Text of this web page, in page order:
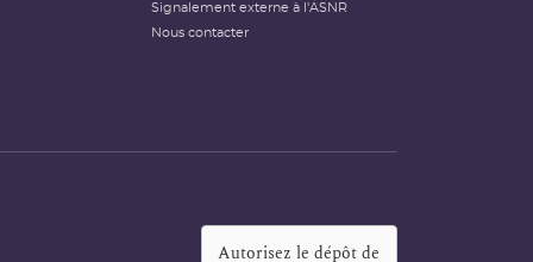
Signalement externe à l'ASNR
Nous contacter
Autorisez le dépôt de